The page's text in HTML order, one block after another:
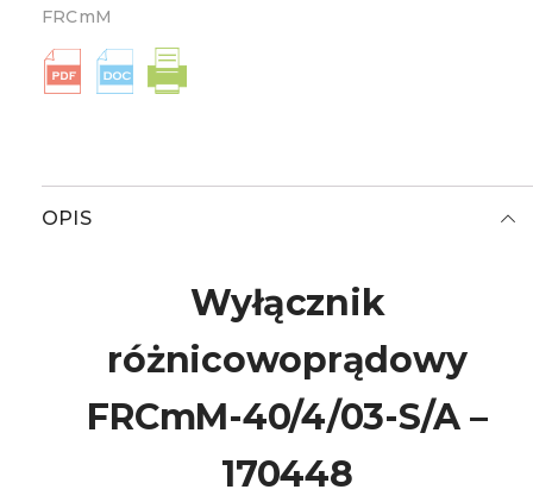
FRCmM
OPIS
Wyłącznik
różnicowoprądowy
FRCmM-40/4/03-S/A –
170448